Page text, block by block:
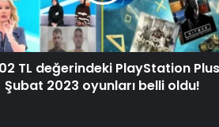
TL değerindeki PlayStation Plus
Şubat 2023 oyunları belli oldu!